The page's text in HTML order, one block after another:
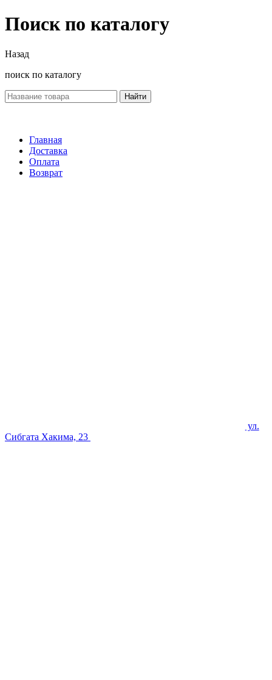
Поиск по каталогу
Назад
поиск по каталогу
Найти
Главная
Доставка
Оплата
Возврат
ул.
Сибгата Хакима, 23